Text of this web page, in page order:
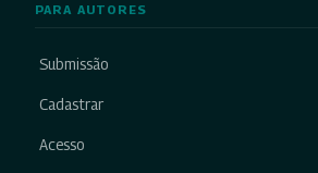
PARA AUTORES
Submissão
Cadastrar
Acesso